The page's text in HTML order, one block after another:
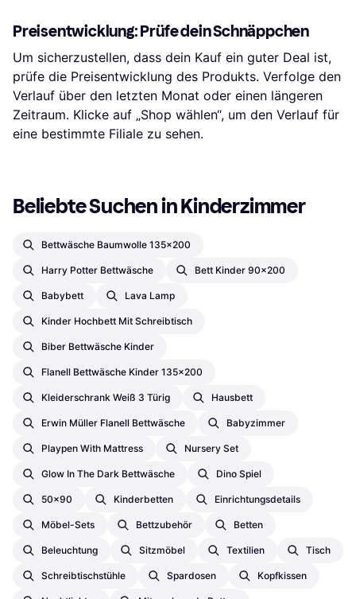
Preisentwicklung: Prüfe dein Schnäppchen
Um sicherzustellen, dass dein Kauf ein guter Deal ist,
prüfe die Preisentwicklung des Produkts. Verfolge den
Verlauf über den letzten Monat oder einen längeren
Zeitraum. Klicke auf „Shop wählen“, um den Verlauf für
eine bestimmte Filiale zu sehen.
Beliebte Suchen in Kinderzimmer
Bettwäsche Baumwolle 135x200
Harry Potter Bettwäsche Bett Kinder 90x200
Babybett Lava Lamp
Kinder Hochbett Mit Schreibtisch
Biber Bettwäsche Kinder
Flanell Bettwäsche Kinder 135x200
Kleiderschrank Weiß 3 Türig Hausbett
Erwin Müller Flanell Bettwäsche Babyzimmer
Playpen With Mattress Nursery Set
Glow In The Dark Bettwäsche Dino Spiel
50x90 Kinderbetten Einrichtungsdetails
Möbel-Sets Bettzubehör Betten
Beleuchtung Sitzmöbel Textilien Tisch
Schreibtischstühle Spardosen Kopfkissen